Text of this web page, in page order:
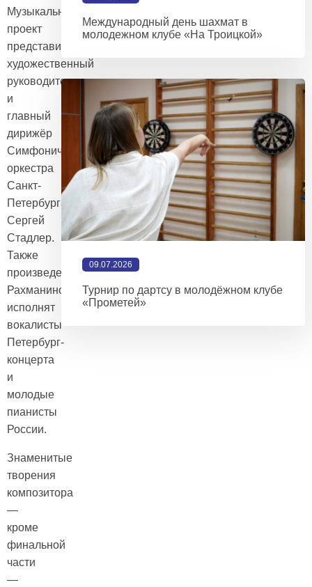
Музыкальный
проект
представит
художественный
руководитель
и
главный
дирижёр
Симфонического
оркестра
Санкт-
Петербурга
Сергей
Стадлер.
Также
произведения
Рахманинова
исполнят
вокалисты
Петербург-
концерта
и
молодые
пианисты
России.
Знаменитые
творения
композитора
—
кроме
финальной
части
—
Международный день шахмат в
молодежном клубе «На Троицкой»
09.07.2026
Турнир по дартсу в молодёжном клубе
«Прометей»